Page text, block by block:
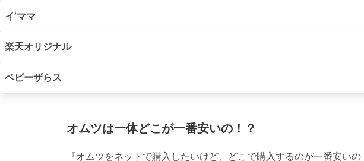
イ’ママ
楽天オリジナル
ベビーザらス
オムツは一体どこが一番安いの！？
『オムツをネットで購入したいけど、どこで購入するのが一番安い